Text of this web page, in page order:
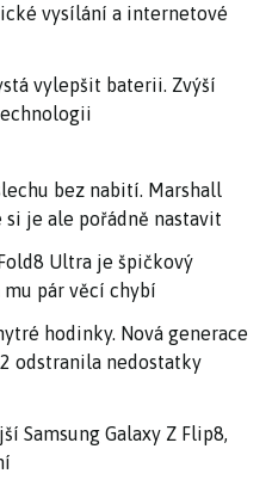
vysílání a internetové
vylepšit baterii. Zvýší
bez nabití. Marshall
je ale pořádně nastavit
Ultra je špičkový
pár věcí chybí
hodinky. Nová generace
odstranila nedostatky
Samsung Galaxy Z Flip8,